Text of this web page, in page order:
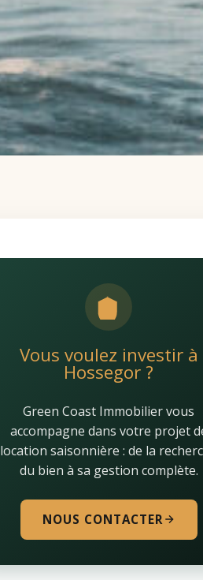
Vous voulez investir à
Hossegor ?
Green Coast Immobilier vous
accompagne dans votre projet
location saisonnière : de la
du bien à sa gestion complète.
NOUS CONTACTER